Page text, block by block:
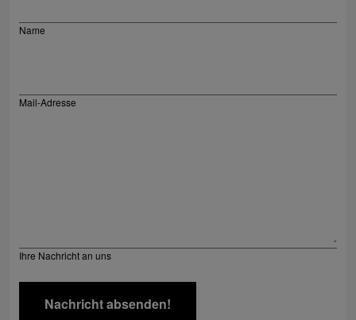
Name
Mail-Adresse
Ihre Nachricht an uns